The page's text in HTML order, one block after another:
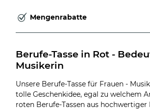
Mengenrabatte
Berufe-Tasse in Rot -
Musikerin
Unsere Berufe-Tasse für Frauen -
tolle Geschenkidee, egal zu welchem
roten Berufe-Tassen aus hochwertiger